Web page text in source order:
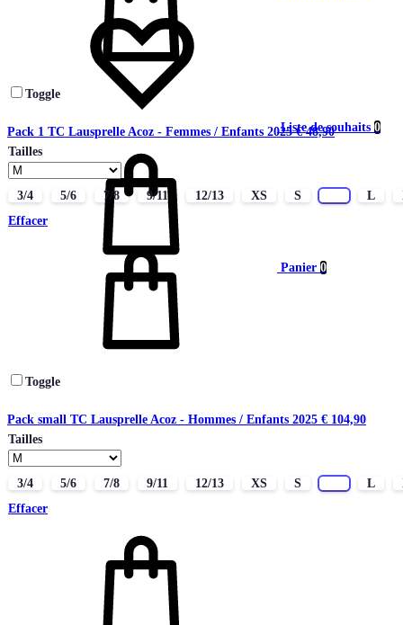
Liste de souhaits 0
Panier 0
Toggle
Pack 1 TC Lausprelle Acoz - Femmes / Enfants 2025€48,90
Tailles
3/4 5/6 7/8 9/11 12/13 XS S L
Effacer
Toggle
Pack small TC Lausprelle Acoz - Hommes / Enfants 2025 € 104,90
Tailles
3/4 5/6 7/8 9/11 12/13 XS S L
Effacer